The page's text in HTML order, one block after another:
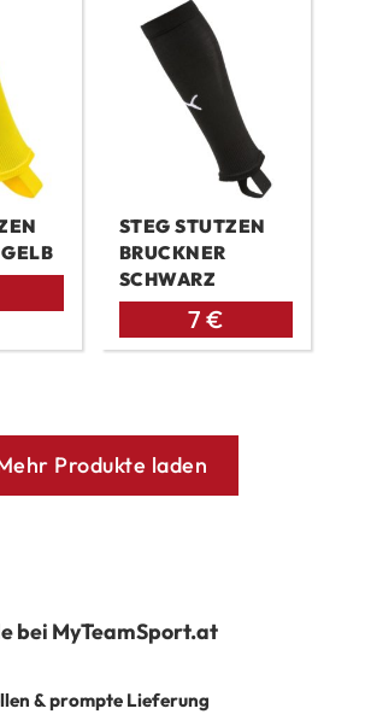
STEG STUTZEN
BRUCKNER
SCHWARZ
7€
Produkte laden
bei MyTeamSport.at
& prompte Lieferung